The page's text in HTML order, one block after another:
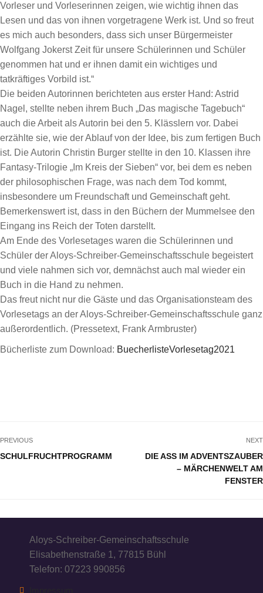
Vorleser und Vorleserinnen zeigen, wie wichtig ihnen das
Lesen und das von ihnen vorgetragene Werk ist. Und so freut
es mich auch besonders, dass sich unser Bürgermeister
Wolfgang Jokerst Zeit für unsere Schülerinnen und Schüler
genommen hat und er ihnen damit ein wichtiges und
tatkräftiges Vorbild ist.“
Die beiden Autorinnen berichteten aus erster Hand: Astrid
Nagel, stellte neben ihrem Buch „Das magische Tagebuch“
auch die Arbeit als Autorin bei den 5. Klässlern vor. Dabei
erzählte sie, wie der Ablauf von der Idee, bis zum fertigen Buch
ist. Die Autorin Christin Burger stellte in den 10. Klassen ihre
Fantasy-Trilogie „Im Kreis der Sieben“ vor, bei dem es neben
der philosophischen Frage, was nach dem Tod kommt,
insbesondere um Freundschaft und Gemeinschaft geht.
Bemerkenswert ist, dass in den Büchern der Mummelsee den
Eingang ins Reich der Toten darstellt.
Am Ende des Vorlesetages waren die Schülerinnen und
Schüler der Aloys-Schreiber-Gemeinschaftsschule begeistert
und viele nahmen sich vor, demnächst auch mal wieder ein
Buch in die Hand zu nehmen.
Das freut nicht nur die Gäste und das Organisationsteam des
Vorlesetags an der Aloys-Schreiber-Gemeinschaftsschule ganz
außerordentlich. (Pressetext, Frank Armbruster)
Bücherliste zum Download: BuecherlisteVorlesetag2021
PREVIOUS
SCHULFRUCHTPROGRAMM
NEXT
DIE ASS IM ADVENTSZAUBER
– MÄRCHENWELT AM
FENSTER
Aloys-Schreiber-Gemeinschaftsschule
Elisabethenstraße 1, 77815 Bühl
Telefon: 07223 990856